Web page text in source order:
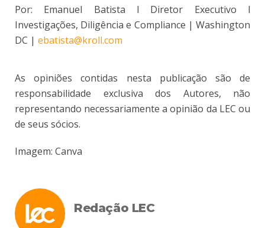
Por: Emanuel Batista l Diretor Executivo l
Investigações, Diligência e Compliance | Washington
DC | ebatista@kroll.com
As opiniões contidas nesta publicação são de
responsabilidade exclusiva dos Autores, não
representando necessariamente a opinião da LEC ou
de seus sócios.
Imagem: Canva
Redação LEC